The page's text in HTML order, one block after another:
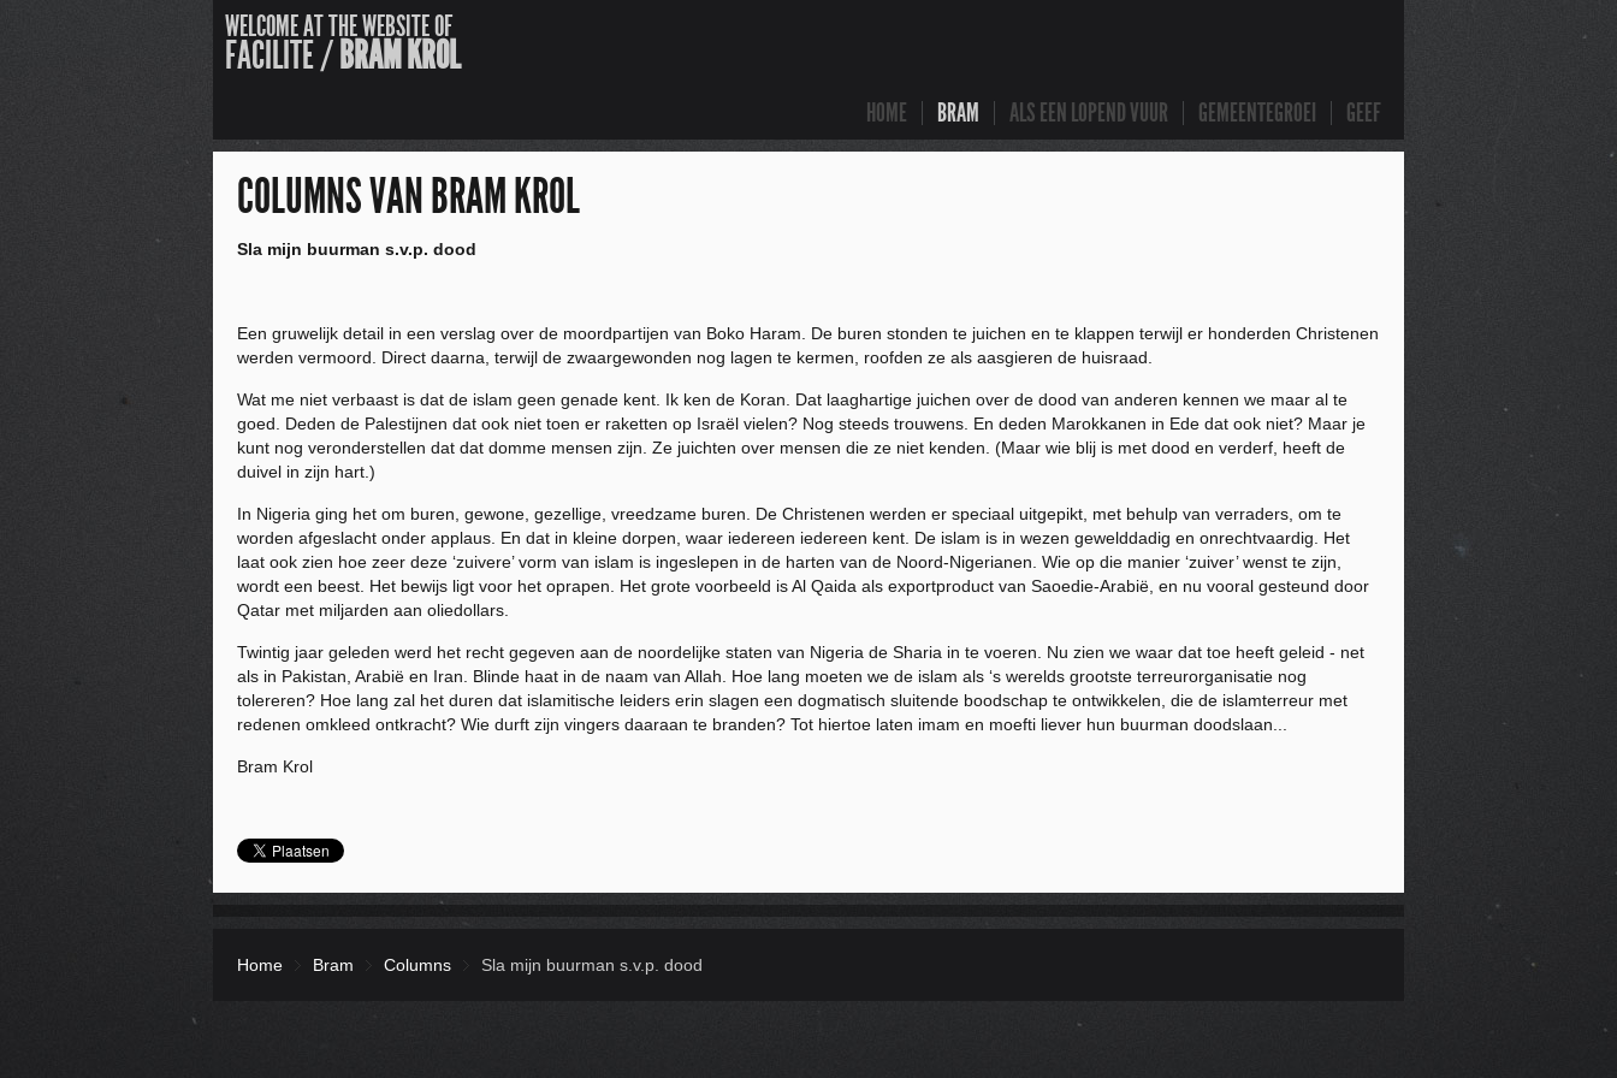
WELCOME AT THE WEBSITE OF
FACILITE / BRAM KROL
HOME BRAM ALS EEN LOPEND VUUR GEMEENTEGROEI GEEF
COLUMNS VAN BRAM KROL
Sla mijn buurman s.v.p. dood
Een gruwelijk detail in een verslag over de moordpartijen van Boko Haram. De buren stonden te juichen en te klappen terwijl er honderden Christenen
werden vermoord. Direct daarna, terwijl de zwaargewonden nog lagen te kermen, roofden ze als aasgieren de huisraad.
Wat me niet verbaast is dat de islam geen genade kent. Ik ken de Koran. Dat laaghartige juichen over de dood van anderen kennen we maar al te
goed. Deden de Palestijnen dat ook niet toen er raketten op Israël vielen? Nog steeds trouwens. En deden Marokkanen in Ede dat ook niet? Maar je
kunt nog veronderstellen dat dat domme mensen zijn. Ze juichten over mensen die ze niet kenden. (Maar wie blij is met dood en verderf, heeft de
duivel in zijn hart.)
In Nigeria ging het om buren, gewone, gezellige, vreedzame buren. De Christenen werden er speciaal uitgepikt, met behulp van verraders, om te
worden afgeslacht onder applaus. En dat in kleine dorpen, waar iedereen iedereen kent. De islam is in wezen gewelddadig en onrechtvaardig. Het
laat ook zien hoe zeer deze ‘zuivere’ vorm van islam is ingeslepen in de harten van de Noord-Nigerianen. Wie op die manier ‘zuiver’ wenst te zijn,
wordt een beest. Het bewijs ligt voor het oprapen. Het grote voorbeeld is Al Qaida als exportproduct van Saoedie-Arabië, en nu vooral gesteund door
Qatar met miljarden aan oliedollars.
Twintig jaar geleden werd het recht gegeven aan de noordelijke staten van Nigeria de Sharia in te voeren. Nu zien we waar dat toe heeft geleid - net
als in Pakistan, Arabië en Iran. Blinde haat in de naam van Allah. Hoe lang moeten we de islam als ‘s werelds grootste terreurorganisatie nog
tolereren? Hoe lang zal het duren dat islamitische leiders erin slagen een dogmatisch sluitende boodschap te ontwikkelen, die de islamterreur met
redenen omkleed ontkracht? Wie durft zijn vingers daaraan te branden? Tot hiertoe laten imam en moefti liever hun buurman doodslaan...
Bram Krol
Home Bram Columns Sla mijn buurman s.v.p. dood